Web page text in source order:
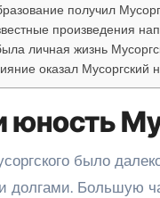
получил
произведения
личная жизнь
оказал Мусоргский
юность
было
Большую